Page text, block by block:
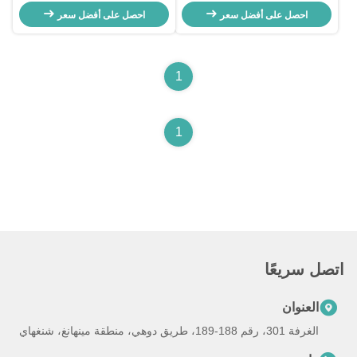
و 0.055 - 0.22m3 سعة دلواحصل على أفضل سعر
الأصلية العلامة التجارية للبيع
احصل على أفضل سعر
1
1
اتصل سريعًا
العنوان
الغرفة 301، رقم 188-189، طريق دوهي، منطقة مينهانغ، شنغهاي